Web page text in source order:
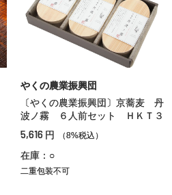
やくの農業振興団
〔やくの農業振興団〕京蕎麦 丹
波ノ霧 ６人前セット ＨＫＴ３
5,616 円 （8%税込）
在庫：○
二重包装不可